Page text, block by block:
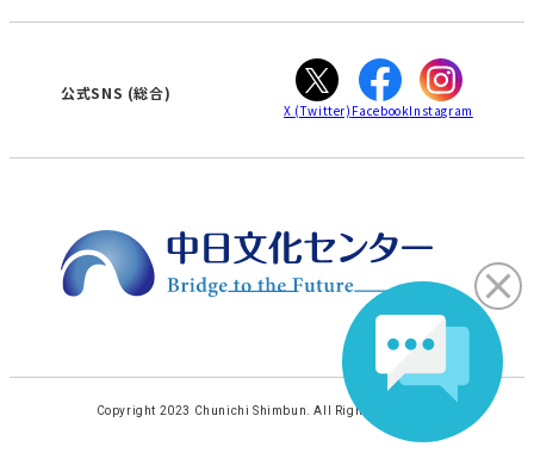
大垣
津
公式SNS (総合)
X (Twitter) FacebookInstagram
Copyright 2023 Chunichi Shimbun. All Rights Reserved.